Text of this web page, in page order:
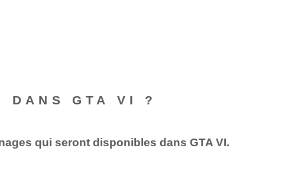
DANS GTA VI ?
qui seront disponibles⁤ dans GTA ‌VI.